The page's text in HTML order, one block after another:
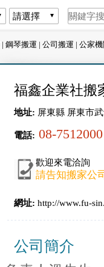
| 鋼琴搬運 | 公司搬運 | 公家
福鑫企業社搬
地址: 屏東縣 屏東市
電話: 08-7512000
歡迎來電洽詢
請告知搬家公
網址: http://www.fu-
公司簡介